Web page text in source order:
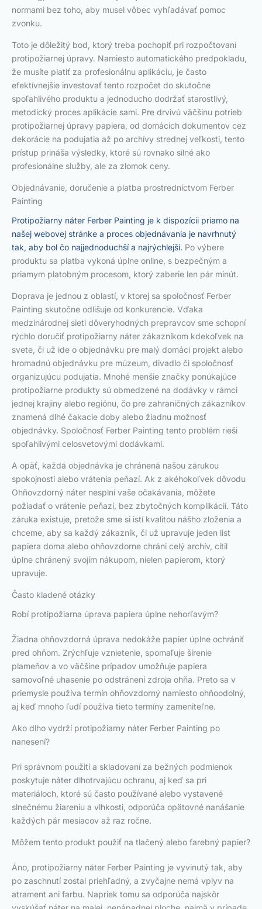
normami bez toho, aby musel vôbec vyhľadávať pomoc
zvonku.
Toto je dôležitý bod, ktorý treba pochopiť pri rozpočtovaní
protipožiarnej úpravy. Namiesto automatického predpokladu,
že musíte platiť za profesionálnu aplikáciu, je často
efektívnejšie investovať tento rozpočet do skutočne
spoľahlivého produktu a jednoducho dodržať starostlivý,
metodický proces aplikácie sami. Pre drvivú väčšinu potrieb
protipožiarnej úpravy papiera, od domácich dokumentov cez
dekorácie na podujatia až po archívy strednej veľkosti, tento
prístup prináša výsledky, ktoré sú rovnako silné ako
profesionálne služby, ale za zlomok ceny.
Objednávanie, doručenie a platba prostredníctvom Ferber
Painting
Protipožiarny náter Ferber Painting je k dispozícii priamo na
našej webovej stránke a proces objednávania je navrhnutý
tak, aby bol čo najjednoduchší a najrýchlejší. Po výbere
produktu sa platba vykoná úplne online, s bezpečným a
priamym platobným procesom, ktorý zaberie len pár minút.
Doprava je jednou z oblastí, v ktorej sa spoločnosť Ferber
Painting skutočne odlišuje od konkurencie. Vďaka
medzinárodnej sieti dôveryhodných prepravcov sme schopní
rýchlo doručiť protipožiarny náter zákazníkom kdekoľvek na
svete, či už ide o objednávku pre malý domáci projekt alebo
hromadnú objednávku pre múzeum, divadlo či spoločnosť
organizujúcu podujatia. Mnohé menšie značky ponúkajúce
protipožiarne produkty sú obmedzené na dodávky v rámci
jednej krajiny alebo regiónu, čo pre zahraničných zákazníkov
znamená dlhé čakacie doby alebo žiadnu možnosť
objednávky. Spoločnosť Ferber Painting tento problém rieši
spoľahlivými celosvetovými dodávkami.
A opäť, každá objednávka je chránená našou zárukou
spokojnosti alebo vrátenia peňazí. Ak z akéhokoľvek dôvodu
Ohňovzdorný náter nesplní vaše očakávania, môžete
požiadať o vrátenie peňazí, bez zbytočných komplikácií. Táto
záruka existuje, pretože sme si istí kvalitou nášho zloženia a
chceme, aby sa každý zákazník, či už upravuje jeden list
papiera doma alebo ohňovzdorne chráni celý archív, cítil
úplne chránený svojím nákupom, nielen papierom, ktorý
upravuje.
Často kladené otázky
Robí protipožiarna úprava papiera úplne nehorľavým?
Žiadna ohňovzdorná úprava nedokáže papier úplne ochrániť
pred ohňom. Zrýchľuje vznietenie, spomaľuje šírenie
plameňov a vo väčšine prípadov umožňuje papiera
samovoľné uhasenie po odstránení zdroja ohňa. Preto sa v
priemysle používa termín ohňovzdorný namiesto ohňoodolný,
aj keď mnoho ľudí používa tieto termíny zameniteľne.
Ako dlho vydrží protipožiarny náter Ferber Painting po
nanesení?
Pri správnom použití a skladovaní za bežných podmienok
poskytuje náter dlhotrvajúcu ochranu, aj keď sa pri
materiáloch, ktoré sú často používané alebo vystavené
slnečnému žiareniu a vlhkosti, odporúča opätovné nanášanie
každých pár mesiacov až raz ročne.
Môžem tento produkt použiť na tlačený alebo farebný papier?
Áno, protipožiarny náter Ferber Painting je vyvinutý tak, aby
po zaschnutí zostal priehľadný, a zvyčajne nemá vplyv na
atrament ani farbu. Napriek tomu sa odporúča najskôr